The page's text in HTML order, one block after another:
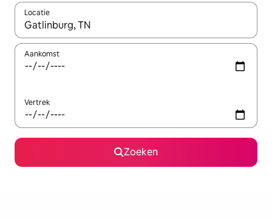
Locatie
Wanneer er resultaten beschikbaar zijn, maak je een keuze
Aankomst
Vertrek
Zoeken